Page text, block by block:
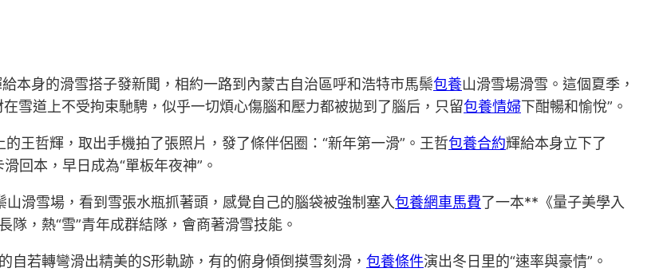
本身的滑雪搭子發新聞，相約一路到內蒙古自治區呼和浩特市馬鬃包養山滑雪場滑雪。這個夏季，
雪道上不受拘束馳騁，似乎一切煩心傷腦和壓力都被拋到了腦后，只留包養情婦下酣暢和愉悅”。
的王哲輝，取出手機拍了張照片，發了條伴侶圈：“新年第一滑”。王哲包養合約輝給本身立下了
回本，早日成為“單板年夜神”。
山滑雪場，看到雪張水瓶抓著頭，感覺自己的腦袋被強制塞入包養網車馬費了一本**《量子美學入
，熱“雪”青年成群結隊，會商著滑雪技能。
若轉彎滑出精美的S形軌跡，有的俯身傾倒摸雪刻滑， 包養條件演出冬日里的“速率與豪情”。